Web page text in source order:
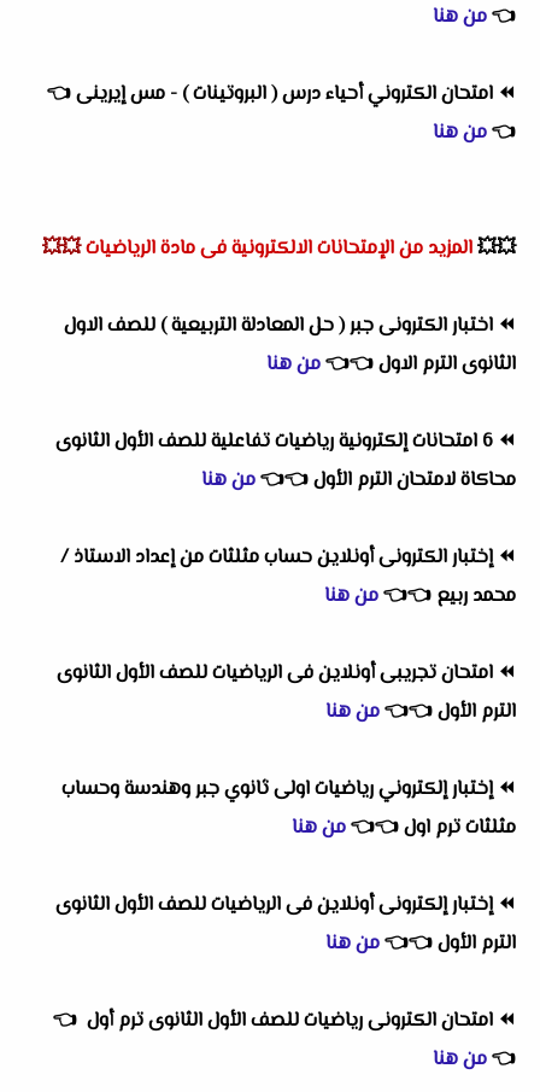
👈من هنا
⏪ امتحان الكتروني أحياء درس ( البروتينات ) - مس إيرينى👈
👈من هنا
💥💥المزيد من الإمتحانات الالكترونية فى مادة الرياضيات💥💥
⏪ اختبار الكترونى جبر ( حل المعادلة التربيعية ) للصف الاول
الثانوى الترم الاول👈
👈من هنا
⏪
6 امتحانات إلكترونية رياضيات تفاعلية للصف الأول الثانوى
محاكاة لامتحان الترم الأول👈
👈من هنا
⏪إختبار الكترونى أونلاين حساب مثلثات من إعداد الاستاذ /
محمد ربيع 👈
👈من هنا
⏪ امتحان تجريبى أونلاين فى الرياضيات للصف الأول الثانوى
الترم الأول👈
👈من هنا
⏪إختبار إلكتروني رياضيات اولى ثانوي جبر وهندسة وحساب
مثلثات ترم اول👈
👈من هنا
⏪إختبار إلكترونى أونلاين فى الرياضيات للصف الأول الثانوى
الترم الأول👈
👈من هنا
⏪ امتحان الكترونى رياضيات للصف الأول الثانوى ترم أول 👈
👈من هنا